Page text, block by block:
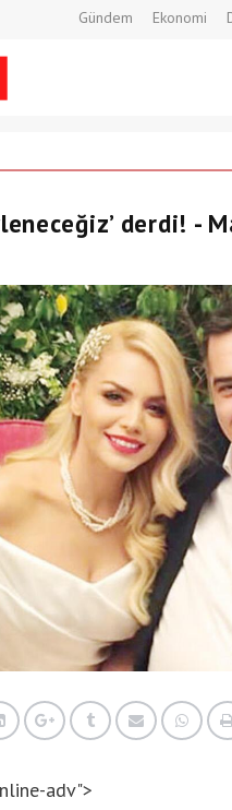
Gündem Ekonomi
derdi! -
adv">